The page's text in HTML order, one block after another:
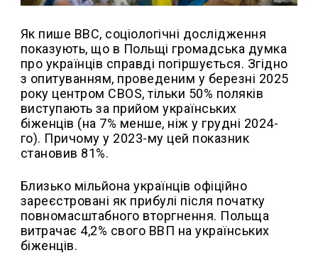
Як пише ВВС, соціологічні дослідження
показують, що в Польщі громадська думка
про українців справді погіршується. Згідно
з опитуванням, проведеним у березні 2025
року центром CBOS, тільки 50% поляків
виступають за прийом українських
біженців (на 7% менше, ніж у грудні 2024-
го). Причому у 2023-му цей показник
становив 81%.
Близько мільйона українців офіційно
зареєстровані як прибулі після початку
повномасштабного вторгнення. Польща
витрачає 4,2% свого ВВП на українських
біженців.